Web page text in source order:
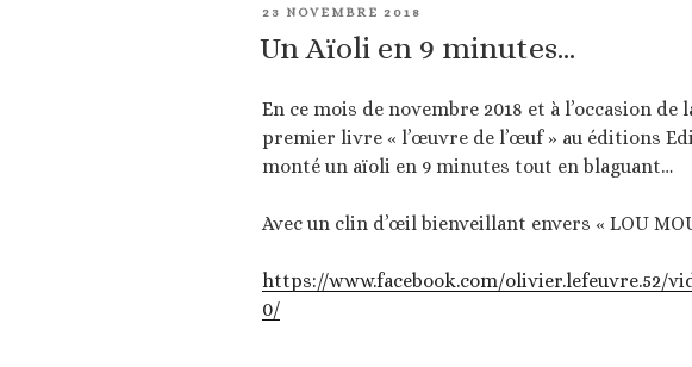
PUBLIÉ
23 NOVEMBRE 2018
Un Aïoli en 9 minutes…
En ce mois de novembre 2018 et à l’occasion
premier livre « l’œuvre de l’œuf » au éditions
monté un aïoli en 9 minutes tout en blaguant…
Avec un clin d’œil bienveillant envers « LOU
https://www.facebook.com/olivier.lefeuvre.52/
0/